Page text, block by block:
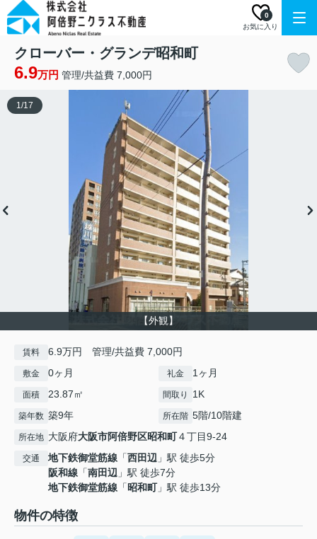
お気に入り
0
クローバー・グランデ昭和町
6.9万円 管理/共益費 7,000円
【外観】
1/17
賃料 6.9万円 管理/共益費 7,000円
敷金 0ヶ月 礼金 1ヶ月
面積 23.87㎡ 間取り 1K
築年数 築9年 所在階 5階/10階建
所在地 大阪府大阪市阿倍野区昭和町４丁目9-24
交通 地下鉄御堂筋線 「西田辺 」駅 徒歩5分
阪和線 「南田辺 」駅 徒歩7分
地下鉄御堂筋線 「昭和町」駅 徒歩13分
物件の特徴